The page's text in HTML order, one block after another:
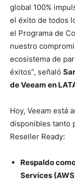
global 100%
el éxito de todos
el Programa de
nuestro
ecosistema de
éxitos”, señaló
de Veeam en
Hoy, Veeam está
disponibles tanto
Reseller Ready:
Respaldo
Services